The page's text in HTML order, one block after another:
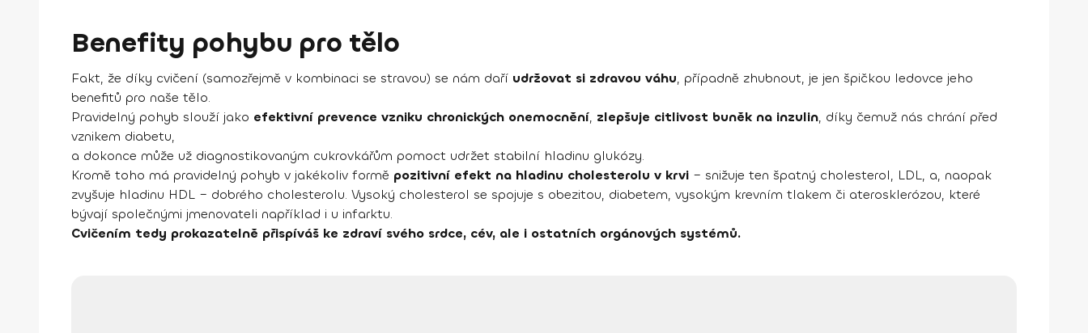
Benefity pohybu pro tělo
Fakt, že díky cvičení (samozřejmě v kombinaci se stravou) se nám daří udržovat si zdravou váhu, případně zhubnout, je jen špičkou ledovce jeho
benefitů pro naše tělo.
Pravidelný pohyb slouží jako efektivní prevence vzniku chronických onemocnění, zlepšuje citlivost buněk na inzulin, díky čemuž nás chrání před
vznikem diabetu,
a dokonce může už diagnostikovaným cukrovkářům pomoct udržet stabilní hladinu glukózy.
Kromě toho má pravidelný pohyb v jakékoliv formě pozitivní efekt na hladinu cholesterolu v krvi – snižuje ten špatný cholesterol, LDL, a, naopak
zvyšuje hladinu HDL – dobrého cholesterolu. Vysoký cholesterol se spojuje s obezitou, diabetem, vysokým krevním tlakem či aterosklerózou, které
bývají společnými jmenovateli například i u infarktu.
Cvičením tedy prokazatelně přispíváš ke zdraví svého srdce, cév, ale i ostatních orgánových systémů.